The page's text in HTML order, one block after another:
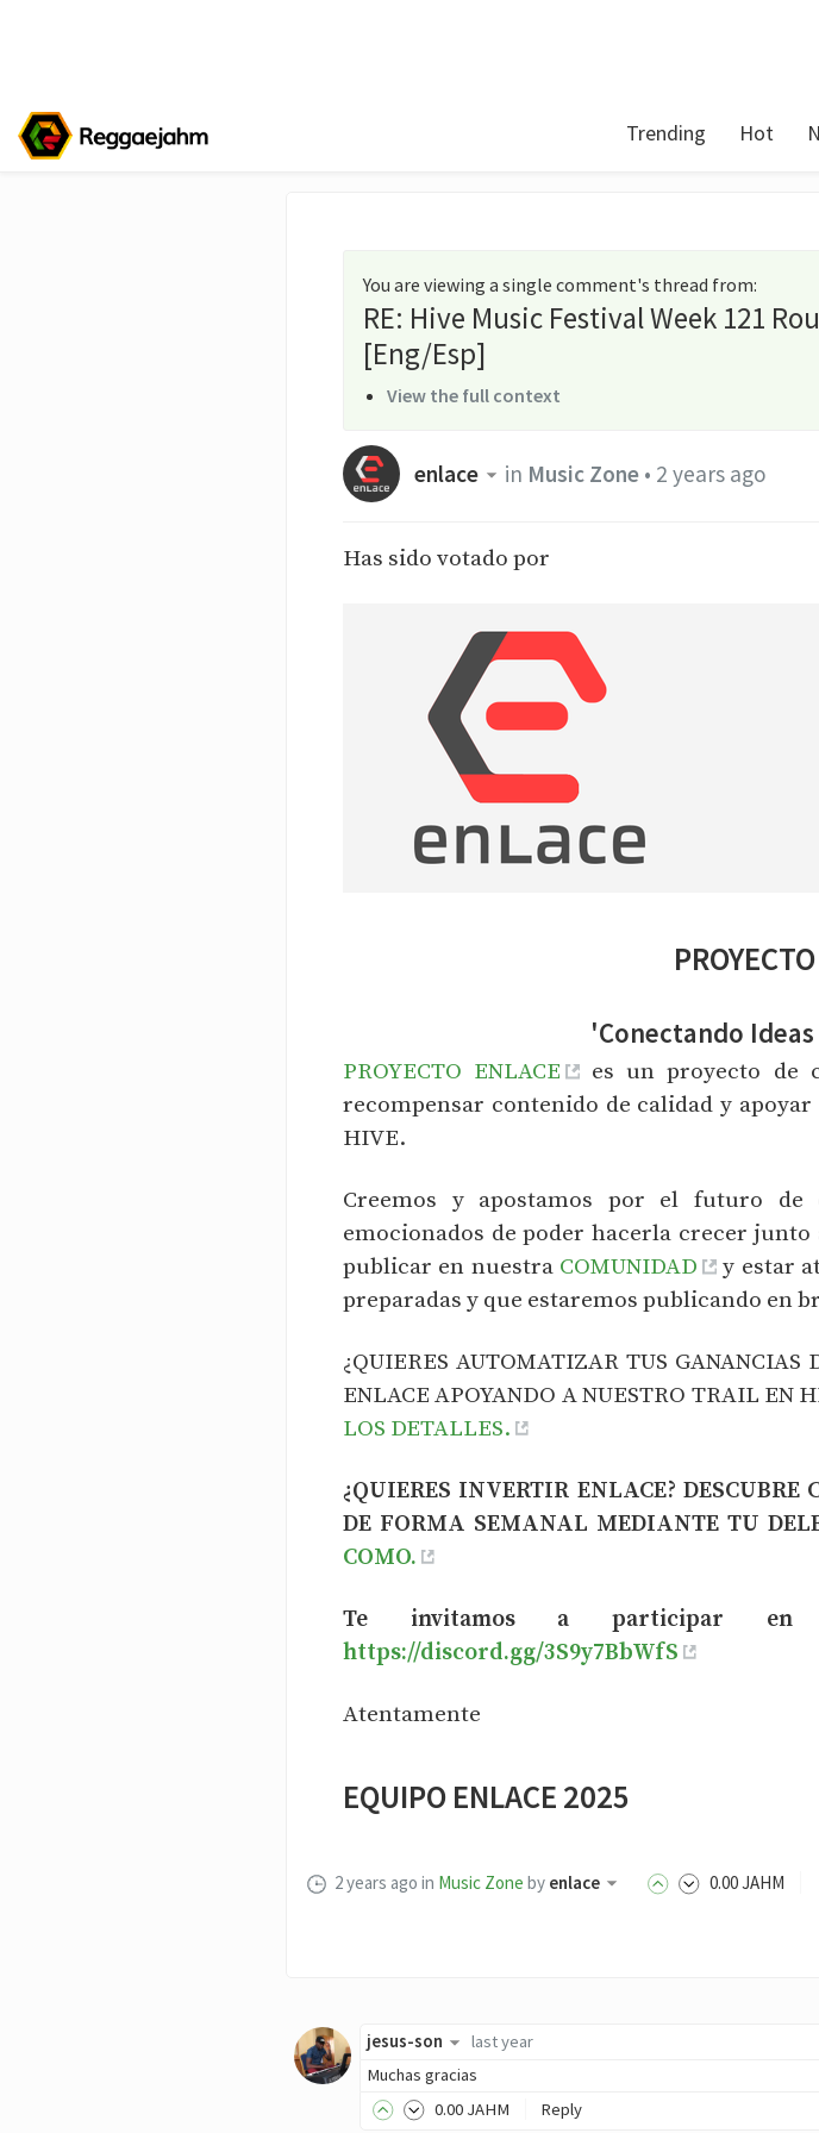
Trending Hot
You are viewing a single comment's thread from:
RE: Hive Music Festival Week 121
[Eng/Esp]
View the full context
enlace in Music Zone• 2 years ago
Has sido votado por
'Conectando
PROYECTO ENLACE
es un proyecto de
recompensar contenido de calidad y
HIVE.
Creemos y apostamos por el futuro
emocionados de poder hacerla crecer
publicar en nuestra COMUNIDAD
y estar
preparadas y que estaremos publicando en
¿QUIERES AUTOMATIZAR TUS GANANCIAS
ENLACE APOYANDO A NUESTRO TRAIL EN
LOS DETALLES.
¿QUIERES INVERTIR ENLACE?
DE FORMA SEMANAL MEDIANTE TU
COMO.
Te invitamos a participar en
https://discord.gg/3S9y7BbWfS
Atentamente
EQUIPO ENLACE 2025
2 years ago in Music Zone by enlace 0.00JAHM
jesus-son
last year
Muchas gracias
0.00 JAHM Reply